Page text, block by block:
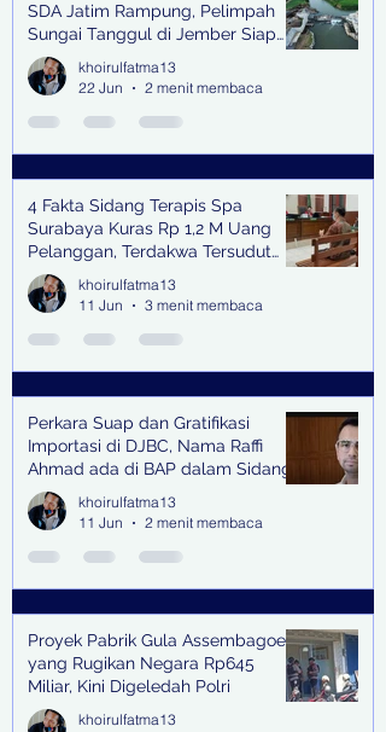
SDA Jatim Rampung, Pelimpah
Sungai Tanggul di Jember Siap
Bangkitkan Swasembada Pangan
dan Pengendali Banjir
khoirulfatma13
22 Jun
2 menit membaca
4 Fakta Sidang Terapis Spa
Surabaya Kuras Rp 1,2 M Uang
Pelanggan, Terdakwa Tersudut
oleh Keterangan Saksi Kunci
khoirulfatma13
11 Jun
3 menit membaca
Perkara Suap dan Gratifikasi
Importasi di DJBC, Nama Raffi
Ahmad ada di BAP dalam Sidang
khoirulfatma13
11 Jun
2 menit membaca
Proyek Pabrik Gula Assembagoes
yang Rugikan Negara Rp645
Miliar, Kini Digeledah Polri
khoirulfatma13